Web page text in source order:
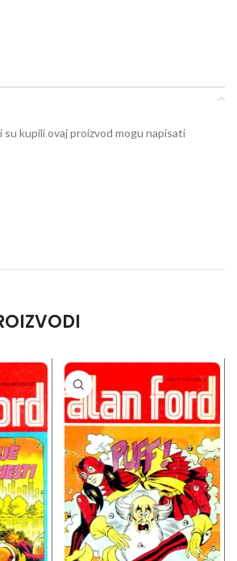
su kupili ovaj proizvod mogu napisati